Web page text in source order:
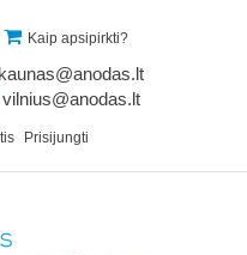
Kaip apsipirkti?
kaunas@anodas.lt
vilnius@anodas.lt
Prisijungti